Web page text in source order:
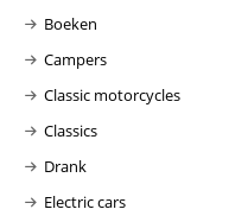
Boeken
Campers
Classic motorcycles
Classics
Drank
Electric cars